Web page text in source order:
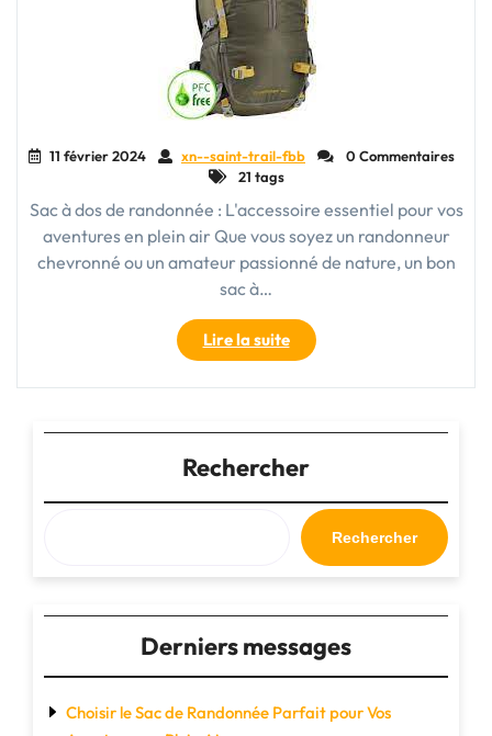
11 février 2024 xn--saint-trail-fbb
0 Commentaires
21 tags
Sac à dos de randonnée : L'accessoire essentiel pour vos
aventures en plein air Que vous soyez un randonneur
chevronné ou un amateur passionné de nature, un bon
sac à…
Lire la suite"Découvrez
le
sac
dos
de
randonnée
idéal
pour
vos
air"
Rechercher
Rechercher
Derniers messages
Choisir le Sac de Randonnée Parfait pour Vos